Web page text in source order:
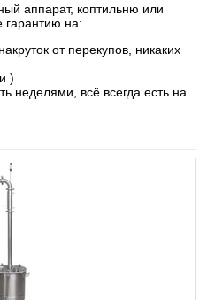
аппарат, коптильню или
гарантию на:
от перекупов, никаких
)
неделями, всё всегда есть на